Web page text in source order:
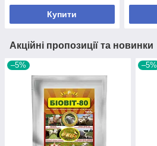
Купити
Акційні пропозиції та новинки
–5% –5%